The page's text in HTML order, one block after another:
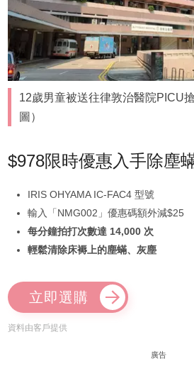
12歲男童被送往律敦治醫院PICU
圖）
$978限時優惠入手除塵
IRIS OHYAMA IC-FAC4 型號
輸入「NMG002」優惠碼額外減$25
每分鐘拍打次數達 14,000 次
輕鬆清除床褥上的塵蟎、灰塵
立即選購
資料由客戶提供
廣告